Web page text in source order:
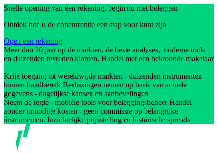
Snelle opening van een rekening, begin nu met beleggen
Ontdek hoe u de concurrentie een stap voor kunt zijn
Open een rekening
Meer dan 20 jaar op de markten, de beste analyses, moderne tools
en duizenden tevreden klanten. Handel met een bekroonde makelaar
Krijg toegang tot wereldwijde markten - duizenden instrumenten
binnen handbereik Beslissingen nemen op basis van actuele
gegevens - dagelijkse kansen en aanbevelingen
Neem de regie - mobiele tools voor beleggingsbeheer Handel
zonder onnodige kosten - geen commissie op belangrijke
instrumenten. Inzichtelijke prijsstelling en historische spreads